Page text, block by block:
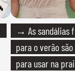
→ As sandálias
para o verão
para usar na